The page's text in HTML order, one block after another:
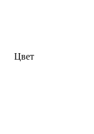
Цвет